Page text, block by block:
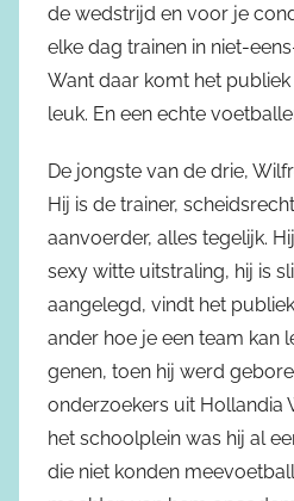
de wedstrijd en voor je
elke dag trainen in niet-
Want daar komt het publiek
leuk. En een echte
De jongste van de drie,
Hij is de trainer,
aanvoerder, alles tegelijk.
sexy witte uitstraling, hij is
aangelegd, vindt het
ander hoe je een team kan
genen, toen hij werd
onderzoekers uit Hollandia
het schoolplein was hij al
die niet konden